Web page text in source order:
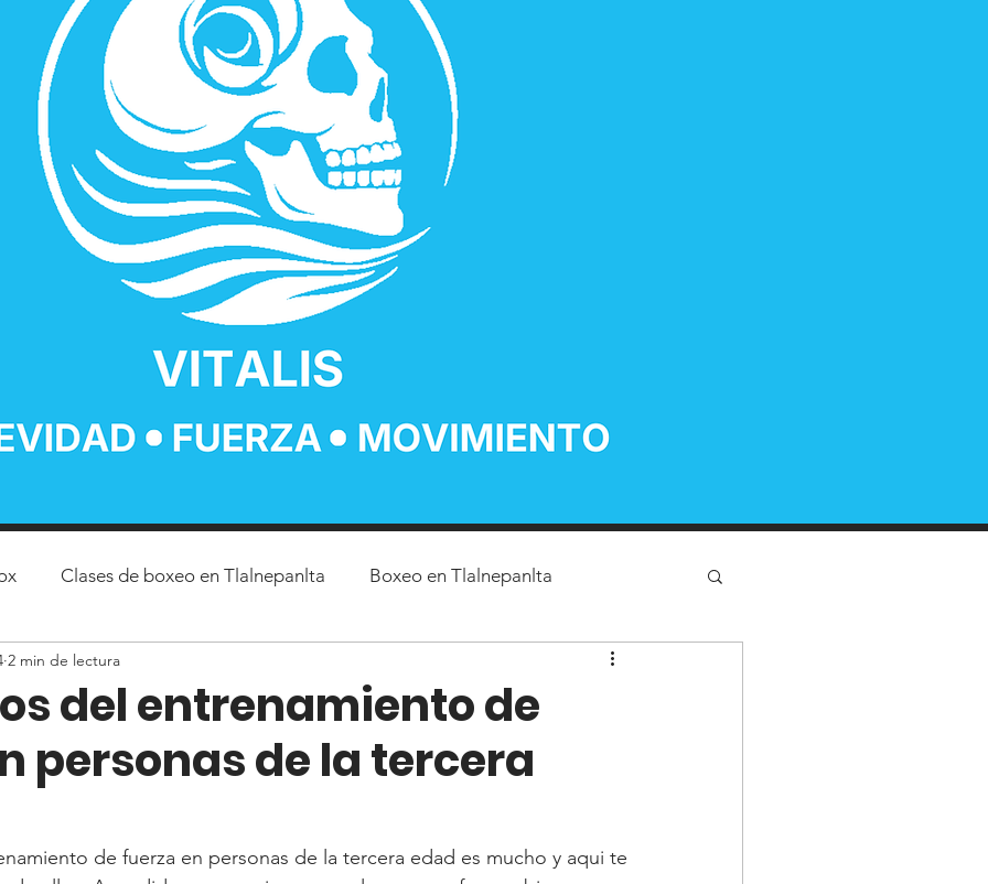
Clases de boxeo en Tlalnepanlta Boxeo en Tlalnepanlta
de crossfit
de pole dance Beneficios del Crossfit en el depor
del entrenamiento de
personas de la tercera
2 min de lectura
de fuerza en personas de la tercera edad es mucho y aqui te